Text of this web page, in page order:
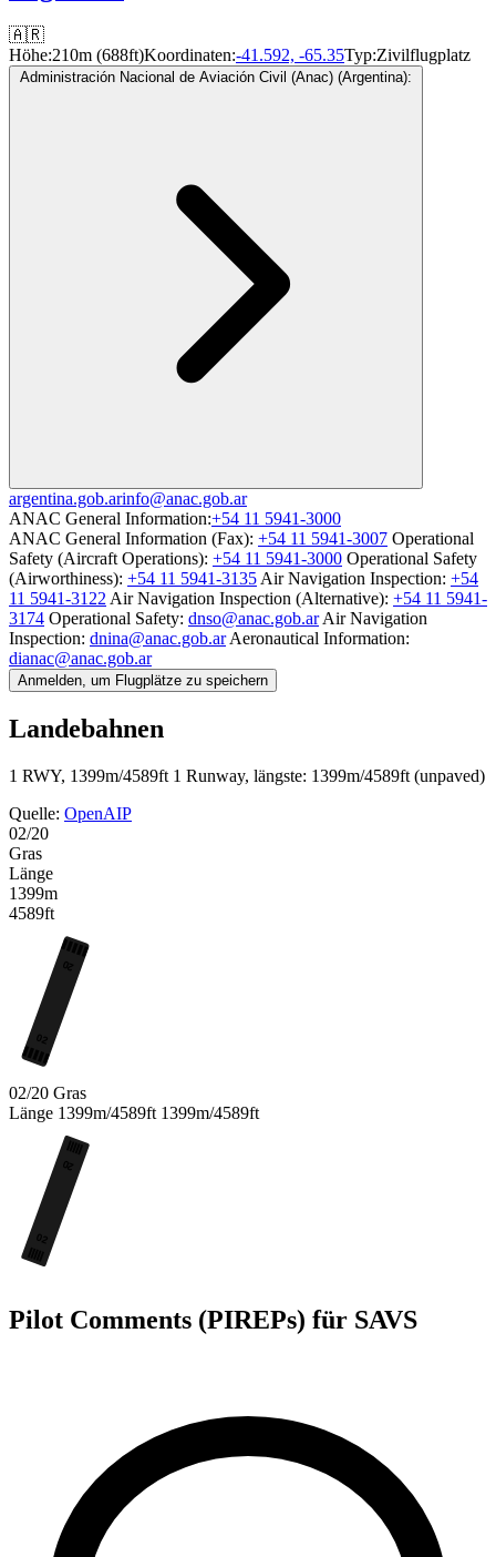
🇦🇷
Höhe:210m (688ft)Koordinaten:-41.592, -65.35Typ:Zivilflugplatz
Administración Nacional de Aviación Civil (Anac) (Argentina):
argentina.gob.arinfo@anac.gob.ar
ANAC General Information:+54 11 5941-3000
ANAC General Information (Fax): +54 11 5941-3007 Operational
Safety (Aircraft Operations): +54 11 5941-3000 Operational Safety
(Airworthiness): +54 11 5941-3135 Air Navigation Inspection: +54
11 5941-3122 Air Navigation Inspection (Alternative): +54 11 5941-
3174 Operational Safety: dnso@anac.gob.ar Air Navigation
Inspection: dnina@anac.gob.ar Aeronautical Information:
dianac@anac.gob.ar
Anmelden, um Flugplätze zu speichern
Landebahnen
1 RWY, 1399m/4589ft 1 Runway, längste: 1399m/4589ft (unpaved)
Quelle: OpenAIP
02/20
Gras
Länge
1399m
4589ft
20
02
02/20 Gras
Länge 1399m/4589ft 1399m/4589ft
20
02
Pilot Comments (PIREPs) für SAVS